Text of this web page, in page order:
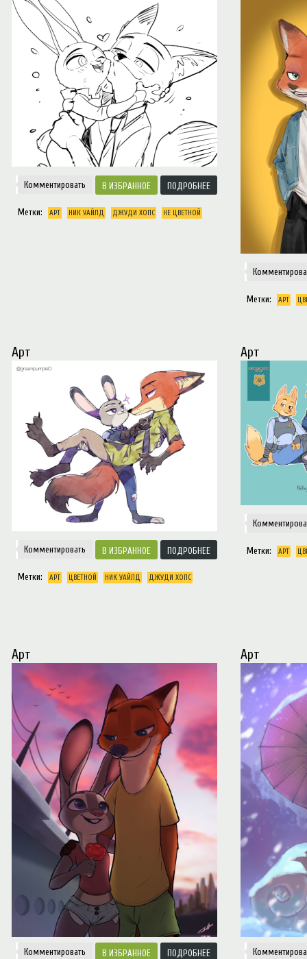
Notice: Trying to access array offset on value of type null in /var/www/ztfanru/
Творчество
Комментировать ИЗБРАННОЕ ПОДРОБНЕЕ
Метки: АРТ НИК УАЙЛД ДЖУДИ ХОПС НЕ ЦВЕТНОЙ
Метки: АРТ
Арт
Комментировать ИЗБРАННОЕ ПОДРОБНЕЕ
Метки: АРТ ЦВЕТНОЙ НИК УАЙЛД ДЖУДИ ХОПС
Арт
Метки: АРТ
Арт
Комментировать ИЗБРАННОЕ ПОДРОБНЕЕ
Арт